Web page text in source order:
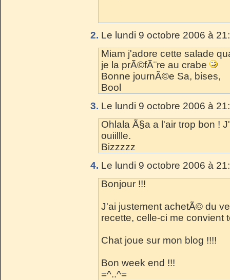
2. Le lundi 9 octobre 2006 à
Miam j'adore cette salade
je la prÃ©fÃ¨re au crabe
Bonne journÃ©e Sa, bises,
Bool
3. Le lundi 9 octobre 2006 à
Ohlala Ã§a a l'air trop bon !
ouiillle.
Bizzzzz
4. Le lundi 9 octobre 2006 à
Bonjour !!!
J'ai justement achetÃ© du
recette, celle-ci me convient
Chat joue sur mon blog !!!!
Bon week end !!!
=^..^=